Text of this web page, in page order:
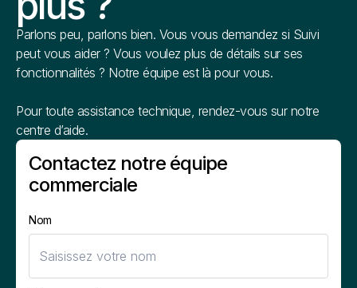
Parlons peu, parlons bien. Vous vous demandez si Suivi
peut vous aider ? Vous voulez plus de détails sur ses
fonctionnalités ? Notre équipe est là pour vous.
Pour toute assistance technique, rendez-vous sur notre
centre d’aide.
Contactez notre équipe
commerciale
Nom